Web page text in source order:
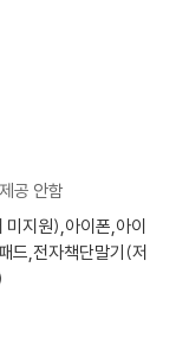
공 안함
지원),아이폰,아이
드,전자책단말기(저